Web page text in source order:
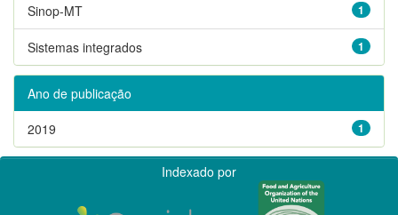
1
Sinop-MT
1
Sistemas integrados
Ano de publicação
1
2019
Indexado por